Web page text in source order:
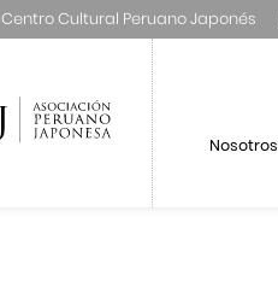
Centro Cultural Peruano Japonés
Nosotros